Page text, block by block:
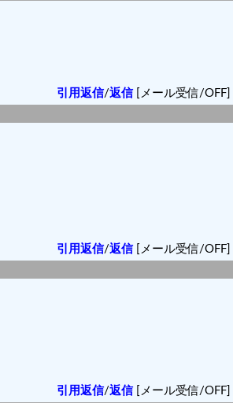
引用返信/返信[メール受信/OFF]
引用返信/返信[メール受信/OFF]
引用返信/返信[メール受信/OFF]